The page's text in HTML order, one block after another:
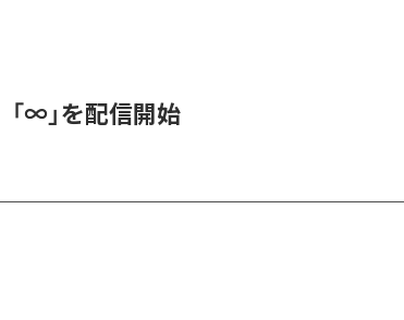
∞」を配信開始